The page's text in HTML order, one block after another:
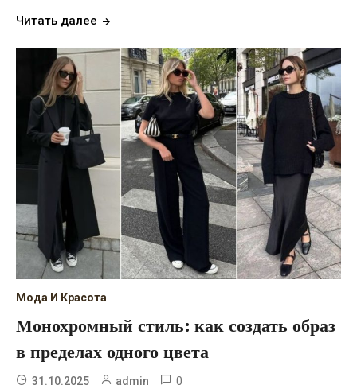
Читать далее
Мода И Красота
Монохромный стиль: как создать образ
в пределах одного цвета
31.10.2025 admin 0